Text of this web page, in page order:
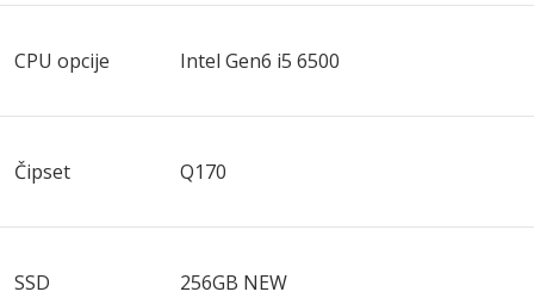
CPU opcije Intel Gen6 i5 6500
Čipset Q170
SSD 256GB NEW